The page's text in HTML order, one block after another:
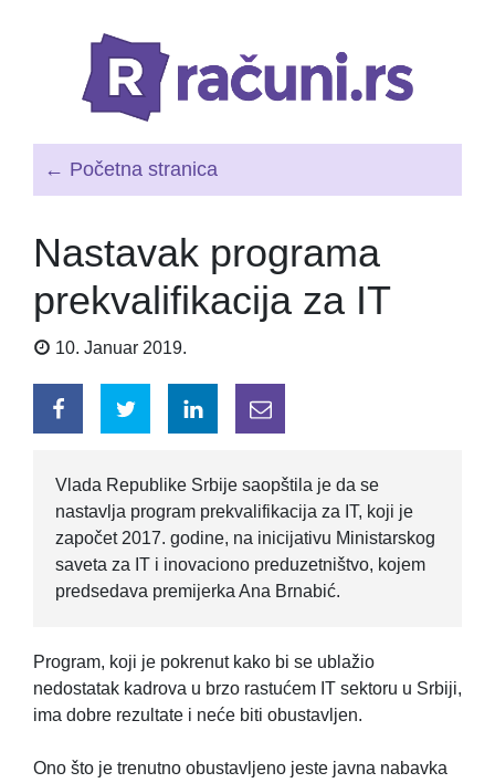
← Početna stranica
Nastavak programa
prekvalifikacija za IT
10. Januar 2019.
Vlada Republike Srbije saopštila je da se
nastavlja program prekvalifikacija za IT, koji je
započet 2017. godine, na inicijativu Ministarskog
saveta za IT i inovaciono preduzetništvo, kojem
predsedava premijerka Ana Brnabić.
Program, koji je pokrenut kako bi se ublažio
nedostatak kadrova u brzo rastućem IT sektoru u Srbiji,
ima dobre rezultate i neće biti obustavljen.
Ono što je trenutno obustavljeno jeste javna nabavka